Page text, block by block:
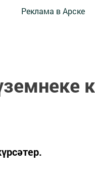
Реклама в Арске